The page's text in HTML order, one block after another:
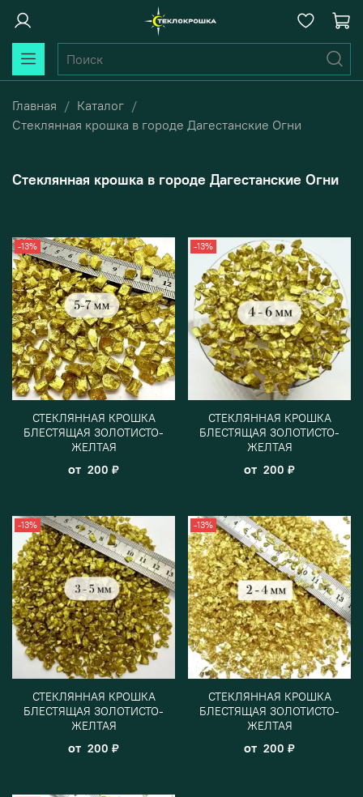
Главная
Каталог
Стеклянная крошка в городе Дагестанские Огни
Стеклянная крошка в городе Дагестанские Огни
-13%
СТЕКЛЯННАЯ КРОШКА
БЛЕСТЯЩАЯ ЗОЛОТИСТО-
ЖЕЛТАЯ
от 200 ₽
-13%
СТЕКЛЯННАЯ КРОШКА
БЛЕСТЯЩАЯ ЗОЛОТИСТО-
ЖЕЛТАЯ
от 200 ₽
-13%
СТЕКЛЯННАЯ КРОШКА
БЛЕСТЯЩАЯ ЗОЛОТИСТО-
ЖЕЛТАЯ
от 200 ₽
-13%
СТЕКЛЯННАЯ КРОШКА
БЛЕСТЯЩАЯ ЗОЛОТИСТО-
ЖЕЛТАЯ
от 200 ₽